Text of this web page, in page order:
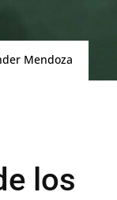
Mendoza
los